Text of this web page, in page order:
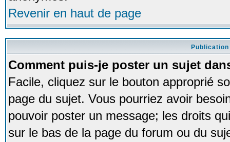
Revenir en haut de page
Publication
Comment puis-je poster un sujet
Facile, cliquez sur le bouton approprié
page du sujet. Vous pourriez avoir
pouvoir poster un message; les droits
sur le bas de la page du forum ou du